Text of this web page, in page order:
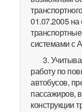
01.07.2005
системами с
3.
работу по
автобусов,
пассажиров,
конструкции